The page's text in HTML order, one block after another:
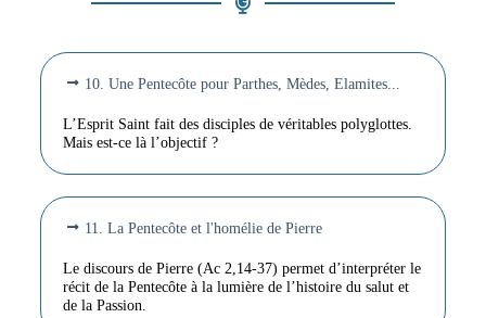
10. Une Pentecôte pour Parthes, Mèdes, Elamites...
L’Esprit Saint fait des disciples de véritables polyglottes.
Mais est-ce là l’objectif ?
11. La Pentecôte et l'homélie de Pierre
Le discours de Pierre (Ac 2,14-37) permet d’interpréter le
récit de la Pentecôte à la lumière de l’histoire du salut et
de la Passion.